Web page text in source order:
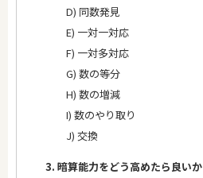
D) 同数発見
E) 一対一対応
F) 一対多対応
G) 数の等分
H) 数の増減
I) 数のやり取り
J) 交換
3. 暗算能力をどう高めたら良いか